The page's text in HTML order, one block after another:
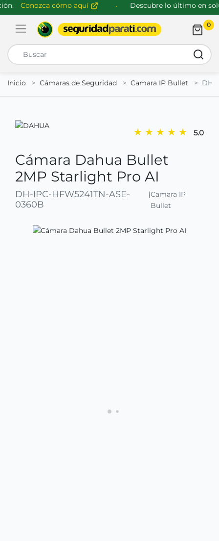
Conozca cómo aquí Descubre lo último en
Abrir menú de navegación
0
Inicio
Cámaras de Seguridad Camara IP Bullet DH-
★ ★ ★ ★ ★ 5.0
Cámara Dahua Bullet
2MP Starlight Pro AI
DH-IPC-HFW5241TN-ASE-
0360B
|Camara IP
Bullet